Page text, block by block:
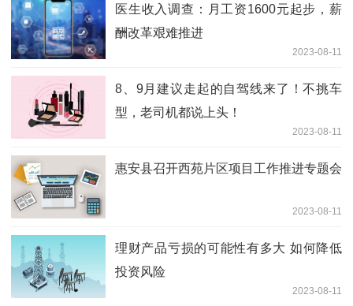
医生收入调查：月工资1600元起步，薪
酬改革艰难推进
2023-08-11
8、9月建议走起的自驾线来了！不挑车
型，老司机都说上头！
2023-08-11
惠安县召开西苑片区项目工作推进专题会
2023-08-11
理财产品亏损的可能性有多大 如何降低
投资风险
2023-08-11